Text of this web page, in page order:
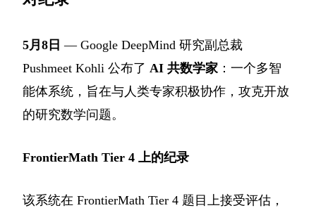
5月8日 — Google DeepMind 研究副总裁
Pushmeet Kohli 公布了 AI 共数学家 ：一个多智
能体系统，旨在与人类专家积极协作，攻克开放
的研究数学问题。
FrontierMath Tier 4 上的纪录
该系统在 FrontierMath Tier 4 题目上接受评估，